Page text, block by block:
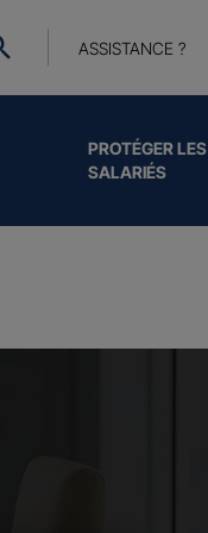
PROTÉGER LES
SALARIÉS
ASSISTANCE ?